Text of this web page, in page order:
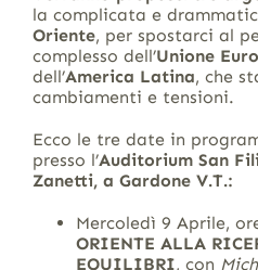
la complicata e
Oriente, per spostarci al
complesso dell’Unione
dell’America Latina, che
cambiamenti e tensioni.
Ecco le tre date in
presso l’Auditorium San
Zanetti, a Gardone V.T.:
Mercoledì 9 Aprile,
ORIENTE ALLA
EQUILIBRI, con